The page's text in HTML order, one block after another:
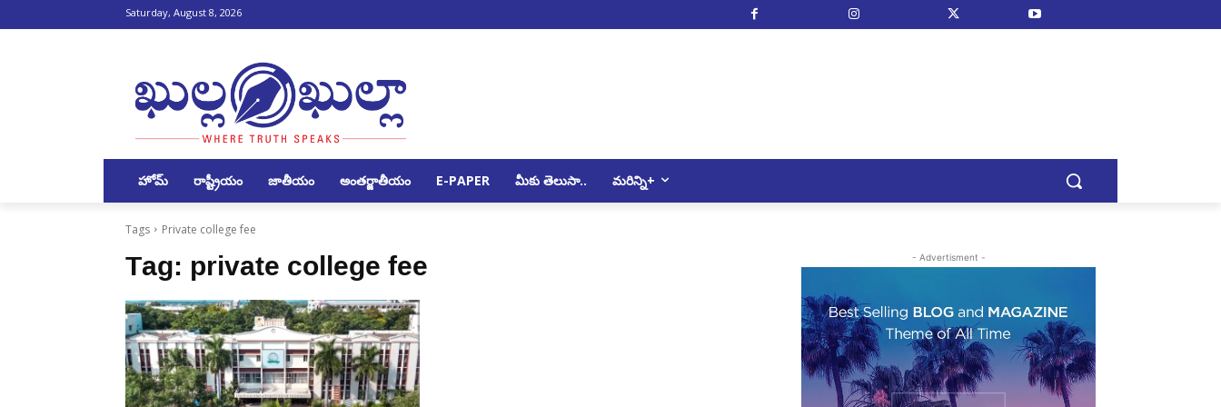
Saturday, August 8, 2026
హోమ్ రాష్ట్రీయం జాతీయం అంతర్జాతీయం E-PAPER మీకు తెలుసా.. మరిన్ని+
Tags Private college fee
Tag: private college fee - Advertisment -